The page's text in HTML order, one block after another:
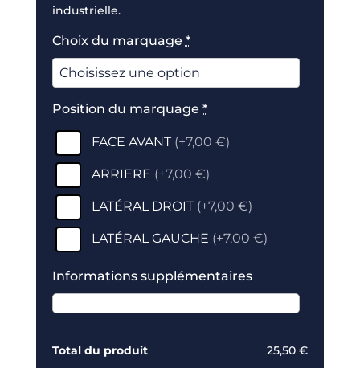
industrielle.
Choix du marquage *
Position du marquage *
FACE AVANT (+7,00 €)
ARRIERE (+7,00 €)
LATÉRAL DROIT (+7,00 €)
LATÉRAL GAUCHE (+7,00 €)
Informations supplémentaires
Total du produit
25,50 €